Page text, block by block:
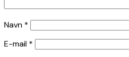
Navn *
E-mail *